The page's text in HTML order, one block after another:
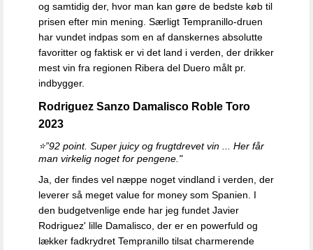
og samtidig der, hvor man kan gøre de bedste køb til
prisen efter min mening. Særligt Tempranillo-druen
har vundet indpas som en af danskernes absolutte
favoritter og faktisk er vi det land i verden, der drikker
mest vin fra regionen Ribera del Duero målt pr.
indbygger.
Rodriguez Sanzo Damalisco Roble Toro
2023
⭐”92 point. Super juicy og frugtdrevet vin ... Her får
man virkelig noget for pengene."
Ja, der findes vel næppe noget vindland i verden, der
leverer så meget value for money som Spanien. I
den budgetvenlige ende har jeg fundet Javier
Rodriguez' lille Damalisco, der er en powerfuld og
lækker fadkrydret Tempranillo tilsat charmerende